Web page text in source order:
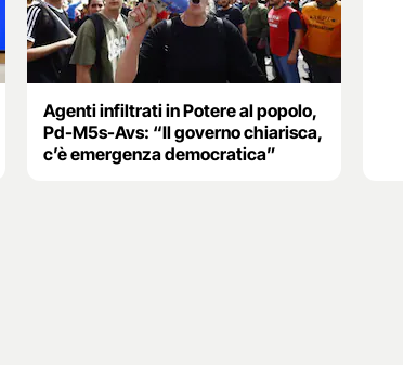
Agenti infiltrati in Potere al popolo,
Pd-M5s-Avs: “Il governo chiarisca,
c’è emergenza democratica”